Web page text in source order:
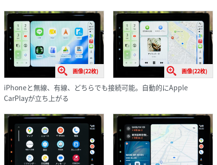
画像(22枚) 画像(22枚)
iPhoneと無線、有線、どちらでも接続可能。自動的にApple
CarPlayが立ち上がる